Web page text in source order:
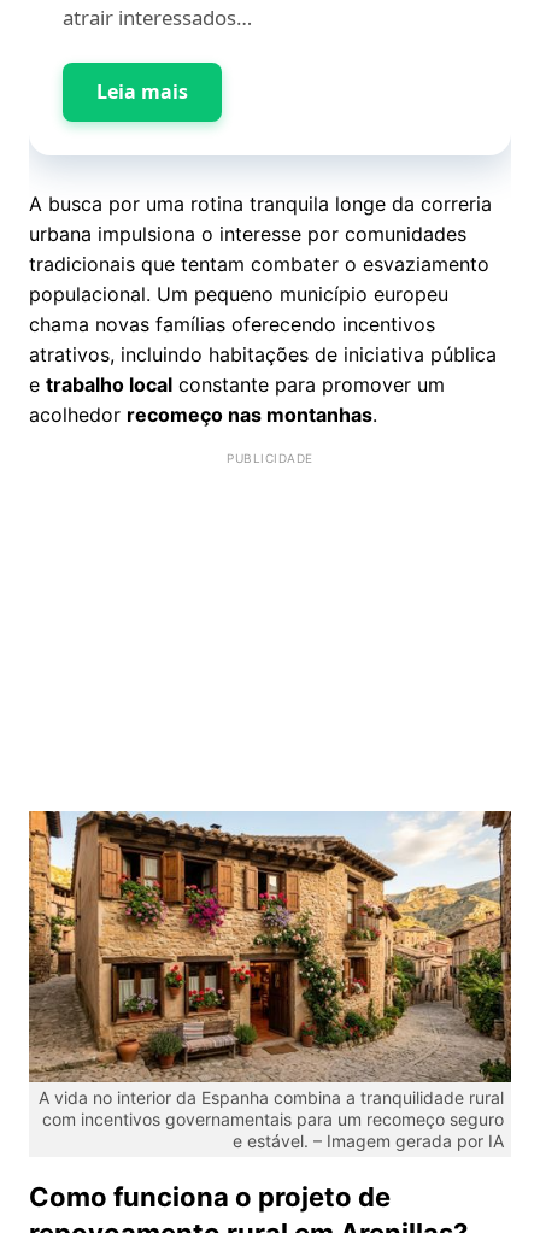
atrair interessados…
Leia mais
A busca por uma rotina tranquila longe da correria
urbana impulsiona o interesse por comunidades
tradicionais que tentam combater o esvaziamento
populacional. Um pequeno município europeu
chama novas famílias oferecendo incentivos
atrativos, incluindo habitações de iniciativa pública
e trabalho local constante para promover um
acolhedor recomeço nas montanhas.
A vida no interior da Espanha combina a tranquilidade rural
com incentivos governamentais para um recomeço seguro
e estável. – Imagem gerada por IA
Como funciona o projeto de